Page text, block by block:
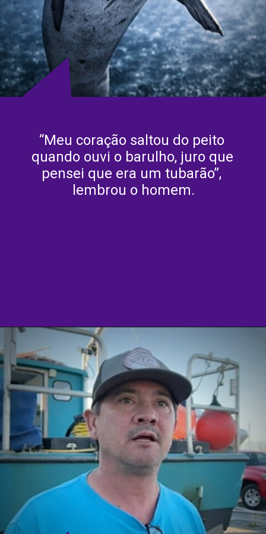
“Meu coração saltou do peito
quando ouvi o barulho, juro que
pensei que era um tubarão”,
lembrou o homem.